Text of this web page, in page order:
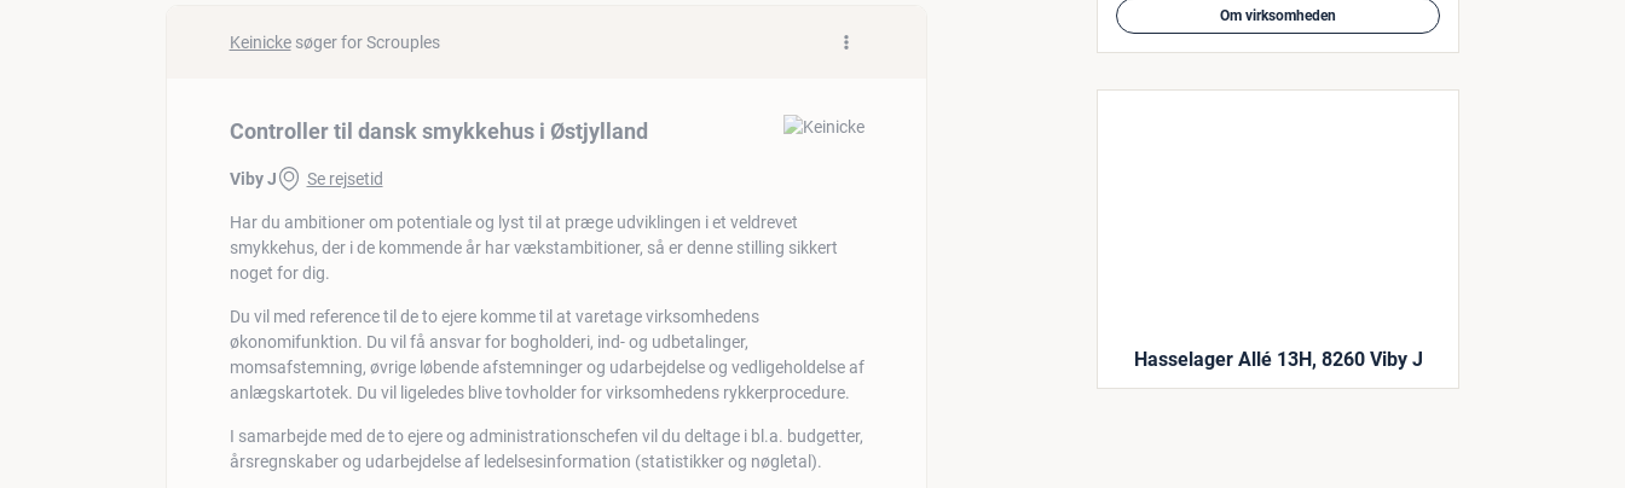
Keinickesøger for Scrouples
Controller til dansk smykkehus i Østjylland
Viby J Se rejsetid
Har du ambitioner om potentiale og lyst til at præge udviklingen i et veldrevet
smykkehus, der i de kommende år har vækstambitioner, så er denne stilling sikkert
noget for dig.
Du vil med reference til de to ejere komme til at varetage virksomhedens
økonomifunktion. Du vil få ansvar for bogholderi, ind- og udbetalinger,
momsafstemning, øvrige løbende afstemninger og udarbejdelse og vedligeholdelse af
anlægskartotek. Du vil ligeledes blive tovholder for virksomhedens rykkerprocedure.
I samarbejde med de to ejere og administrationschefen vil du deltage i bl.a. budgetter,
årsregnskaber og udarbejdelse af ledelsesinformation (statistikker og nøgletal).
Om virksomheden
Hasselager Allé 13H, 8260 Viby J